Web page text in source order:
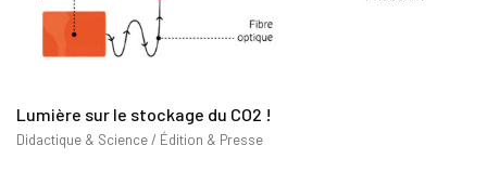
Lumière sur le stockage du CO2 !
Didactique & Science / Édition & Presse